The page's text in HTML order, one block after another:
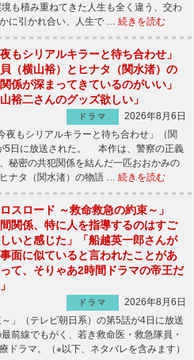
も積み重ねてきた人生も全く違う、交わ
に引かれ合い、人生で … 続きを読む
夜もシリアルキラーと待ち合わせ」
貝（横山裕）とヒナタ（関水渚）の
係が深まってきているのがいい」
山裕二さんのグッズ欲しい」
ドラマ
2026年8月6日
夜もシリアルキラーと待ち合わせ」（関
5日に放送された。 本作は、警察の正義
秘密の共犯関係を結んだ一匹おおかみの
ナタ（関水渚）の物語 … 続きを読む
ロスロード ～救命救急の約束～」
間関係、特に人を指導するのはすご
いと感じた」「船越英一郎さんが
事面に似ていると言われたことがあ
て、そりゃあ2時間ドラマの帝王だ
ドラマ
2026年8月6日
」（テレビ朝日系）の第5話が4日に放送
線でもがく、若き救命医・救急隊員・
ドラマ。（※以下、ネタバレを含みます）